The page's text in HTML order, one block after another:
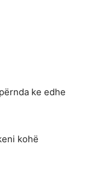
ke edhe
kohë